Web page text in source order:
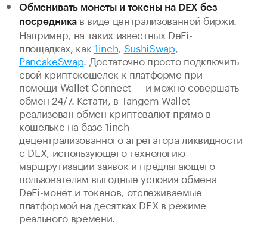
Обменивать монеты и токены на DEX без
посредника в виде централизованной биржи.
Например, на таких известных DeFi-
площадках, как1inch SushiSwap
PancakeSwap . Достаточно просто подключить
свой криптокошелек к платформе при
помощи Wallet Connect — и можно совершать
обмен 24/7. Кстати, в Tangem Wallet
реализован обмен криптовалют прямо в
кошельке на базе 1inch —
децентрализованного агрегатора ликвидности
с DEX, использующего технологию
маршрутизации заявок и предлагающего
пользователям выгодные условия обмена
DeFi-монет и токенов, отслеживаемые
платформой на десятках DEX в режиме
реального времени.